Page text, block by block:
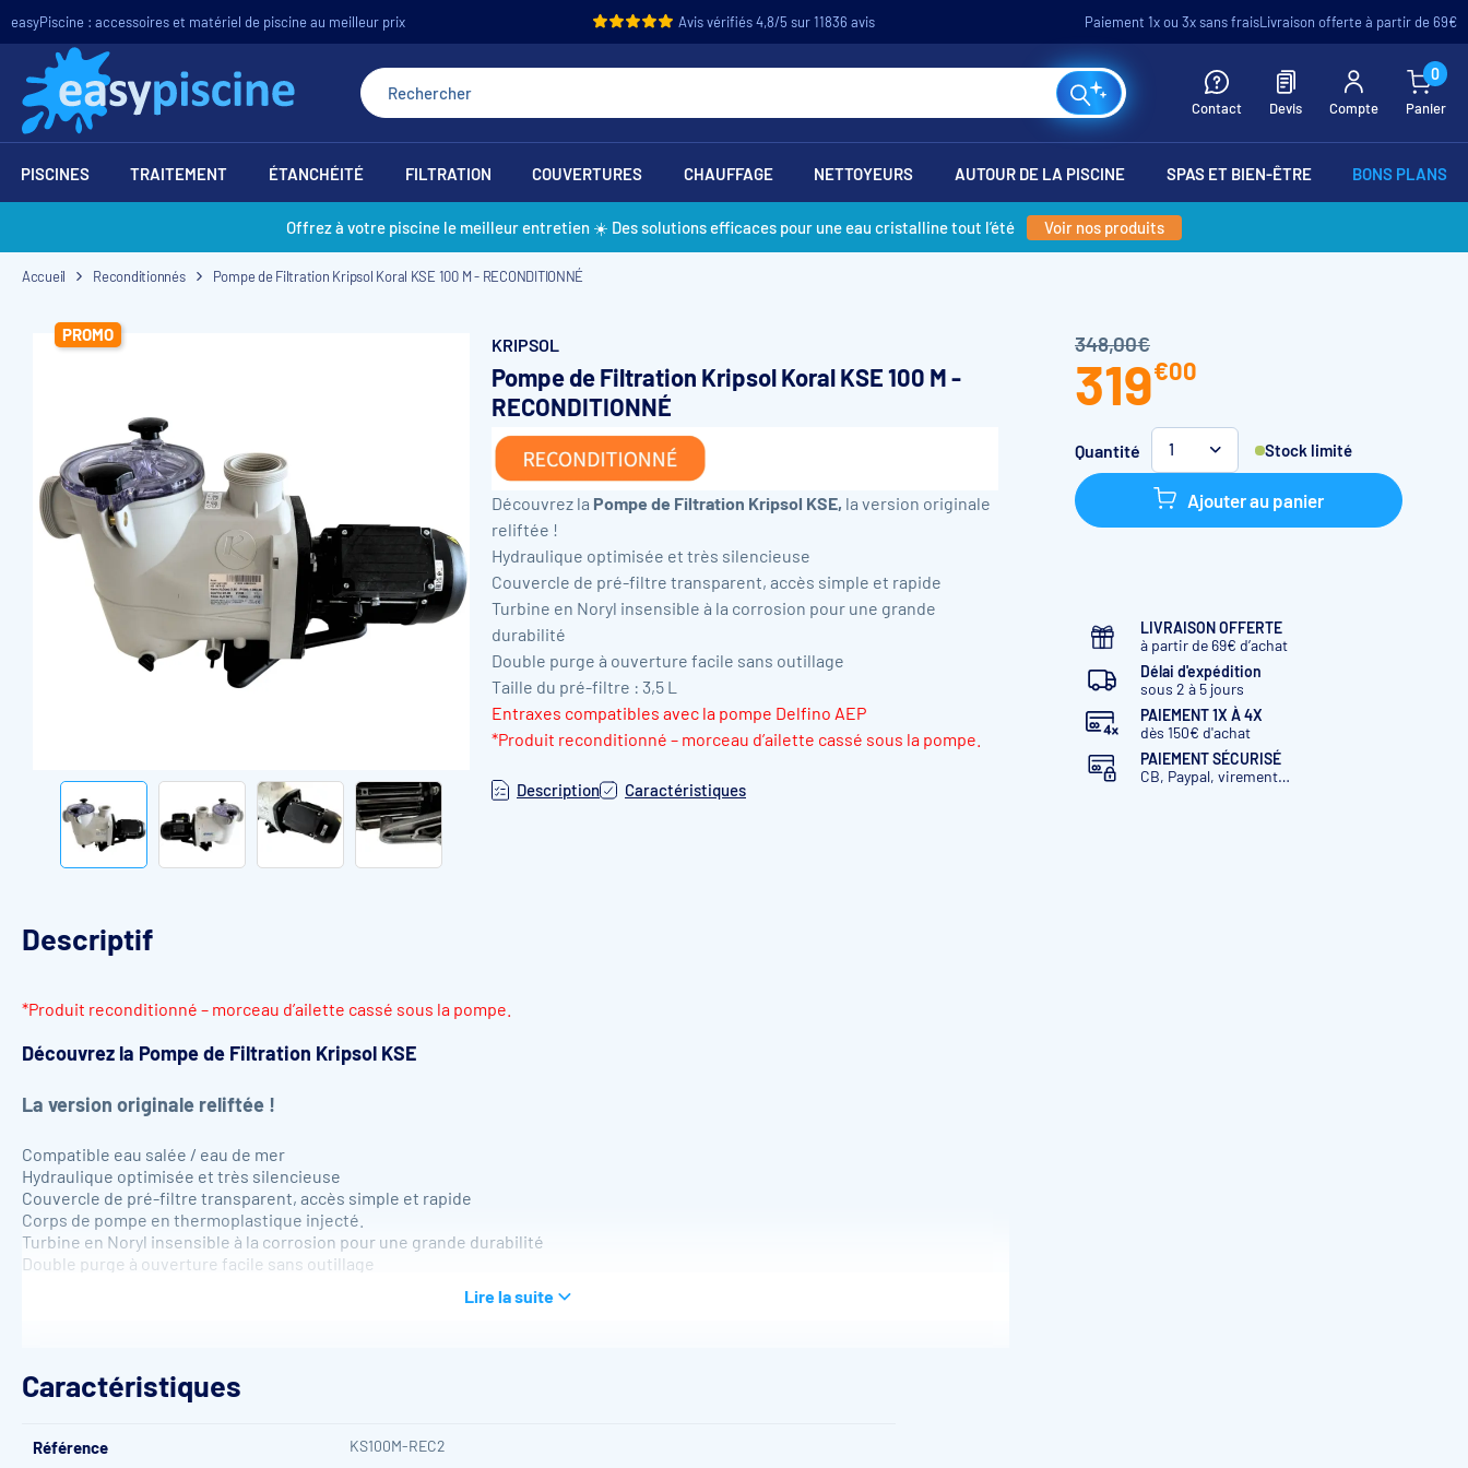
easyPiscine : accessoires et matériel de piscine au meilleur prix Avis vérifiés 4,8/5 sur 11836 avis Paiement 1x ou 3x sans fraisLivraison offerte à partir de 69€
Contact Devis Compte
0
Panier
PISCINES TRAITEMENT ÉTANCHÉITÉ FILTRATION COUVERTURES CHAUFFAGE NETTOYEURS AUTOUR DE LA PISCINE SPAS ET BIEN-ÊTRE BONS PLANS
Offrez à votre piscine le meilleur entretien ☀️ Des solutions efficaces pour une eau cristalline tout l’été Voir nos produits
Accueil Reconditionnés Pompe de Filtration Kripsol Koral KSE 100 M - RECONDITIONNÉ
PROMO KRIPSOL
Pompe de Filtration Kripsol Koral KSE 100 M -
RECONDITIONNÉ
Découvrez la Pompe de Filtration Kripsol KSE, la version originale
reliftée !
Hydraulique optimisée et très silencieuse
Couvercle de pré-filtre transparent, accès simple et rapide
Turbine en Noryl insensible à la corrosion pour une grande
durabilité
Double purge à ouverture facile sans outillage
Taille du pré-filtre : 3,5 L
Entraxes compatibles avec la pompe Delfino AEP
*Produit reconditionné – morceau d’ailette cassé sous la pompe.
Description Caractéristiques
348,00€
319€00
Quantité 1 Stock limité
Ajouter au panier
LIVRAISON OFFERTE
à partir de 69€ d’achat
Délai d'expédition
sous 2 à 5 jours
PAIEMENT 1X À 4X
dès 150€ d'achat
PAIEMENT SÉCURISÉ
CB, Paypal, virement…
Descriptif
*Produit reconditionné – morceau d’ailette cassé sous la pompe.
Découvrez la Pompe de Filtration Kripsol KSE
La version originale reliftée !
Compatible eau salée / eau de mer
Hydraulique optimisée et très silencieuse
Couvercle de pré-filtre transparent, accès simple et rapide
Corps de pompe en thermoplastique injecté.
Turbine en Noryl insensible à la corrosion pour une grande durabilité
Double purge à ouverture facile sans outillage
Lire la suite
Caractéristiques
Référence KS100M-REC2